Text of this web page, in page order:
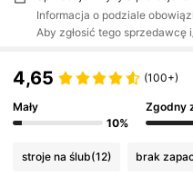
Informacja o podziale
Aby zgłosić tego sprzedawcę
4,65 (100+)
Mały
10%
Zgodny
stroje na ślub(12) brak